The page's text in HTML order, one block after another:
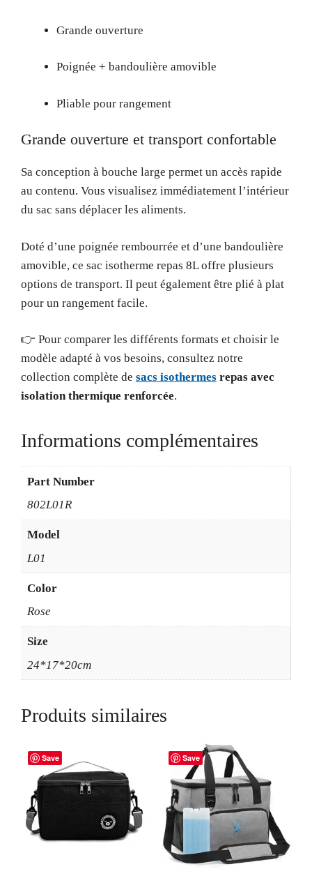
Grande ouverture
Poignée + bandoulière amovible
Pliable pour rangement
Grande ouverture et transport confortable
Sa conception à bouche large permet un accès rapide
au contenu. Vous visualisez immédiatement l’intérieur
du sac sans déplacer les aliments.
Doté d’une poignée rembourrée et d’une bandoulière
amovible, ce sac isotherme repas 8L offre plusieurs
options de transport. Il peut également être plié à plat
pour un rangement facile.
👉 Pour comparer les différents formats et choisir le
modèle adapté à vos besoins, consultez notre
collection complète de sacs isothermes repas avec
isolation thermique renforcée.
Informations complémentaires
Part Number
802L01R
Model
L01
Color
Rose
Size
24*17*20cm
Produits similaires
Save Save